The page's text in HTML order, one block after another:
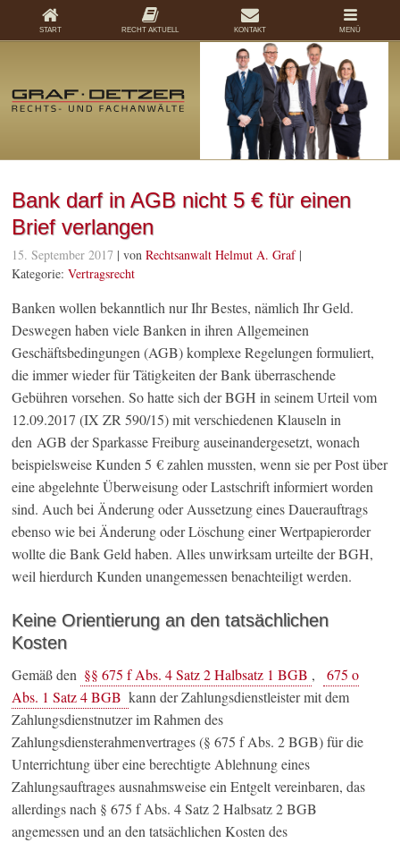
Bank darf in AGB nicht 5 € für einen
Brief verlangen
15. September 2017 | vonRechtsanwalt Helmut A. Graf|
Kategorie:Vertragsrecht
Banken wollen bekanntlich nur Ihr Bestes, nämlich Ihr Geld.
Deswegen haben viele Banken in ihren Allgemeinen
Geschäftsbedingungen (AGB) komplexe Regelungen formuliert,
die immer wieder für Tätigkeiten der Bank überraschende
Gebühren vorsehen. So hatte sich der BGH in seinem Urteil vom
12.09.2017 (IX ZR 590/15) mit verschiedenen Klauseln in
den AGB der Sparkasse Freiburg auseinandergesetzt, wonach
beispielsweise Kunden 5 € zahlen mussten, wenn sie per Post über
eine abgelehnte Überweisung oder Lastschrift informiert worden
sind. Auch bei Änderung oder Aussetzung eines Dauerauftrags
ebenso wie bei Änderung oder Löschung einer Wertpapierorder
wollte die Bank Geld haben. Alles unwirksam urteilte der BGH,
weil hierdurch Kunden unangemessen benachteiligt werden.
Keine Orientierung an den tatsächlichen
Kosten
Gemäß den §§ 675 f Abs. 4 Satz 2 Halbsatz 1 BGB ,
675 o
Abs. 1 Satz 4 BGB kann der Zahlungsdienstleister mit dem
Zahlungsdienstnutzer im Rahmen des
Zahlungsdiensterahmenvertrages (§ 675 f Abs. 2 BGB) für die
Unterrichtung über eine berechtigte Ablehnung eines
Zahlungsauftrages ausnahmsweise ein Entgelt vereinbaren, das
allerdings nach § 675 f Abs. 4 Satz 2 Halbsatz 2 BGB
angemessen und an den tatsächlichen Kosten des
START RECHT AKTUELL KONTAKT MENÜ